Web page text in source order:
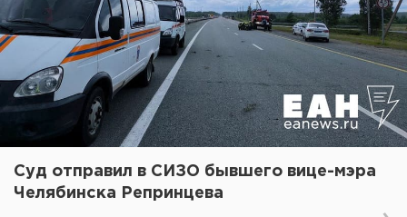
Суд отправил в СИЗО бывшего вице-мэра
Челябинска Репринцева